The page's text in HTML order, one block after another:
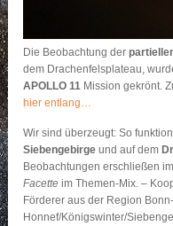
Die Beobachtung der
dem Drachenfelsplateau,
APOLLO 11 Mission gekrönt.
hier entlang…
Wir sind überzeugt: So
Siebengebirge und auf dem
Beobachtungen erschließen
Facette im Themen-Mix. –
Förderer aus der Region
Honnef/Königswinter/